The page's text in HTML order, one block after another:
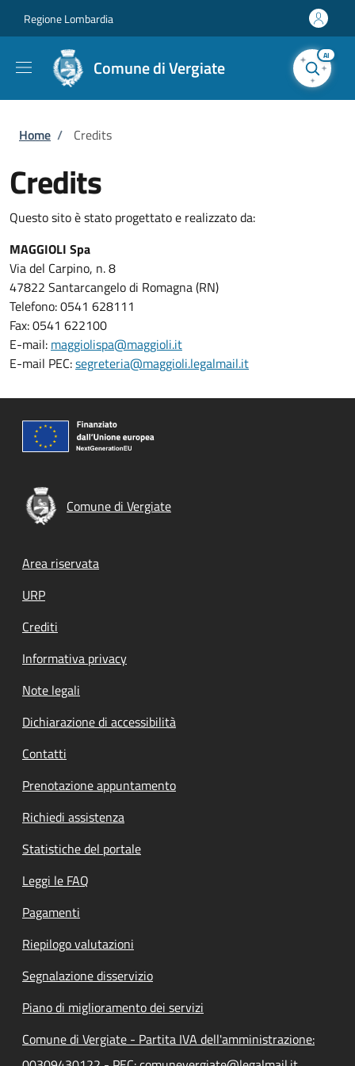
Regione Lombardia
Comune di Vergiate
AI
Briciole di pane
Home / Credits
Credits
Questo sito è stato progettato e realizzato da:
MAGGIOLI Spa
Via del Carpino, n. 8
47822 Santarcangelo di Romagna (RN)
Telefono: 0541 628111
Fax: 0541 622100
E-mail: maggiolispa@maggioli.it
E-mail PEC:segreteria@maggioli.legalmail.it
Comune di Vergiate
Footer menu
Area riservata
URP
Crediti
Informativa privacy
Note legali
Dichiarazione di accessibilità
Contatti
Prenotazione appuntamento
Richiedi assistenza
Statistiche del portale
Leggi le FAQ
Pagamenti
Riepilogo valutazioni
Segnalazione disservizio
Piano di miglioramento dei servizi
Comune di Vergiate - Partita IVA dell'amministrazione: